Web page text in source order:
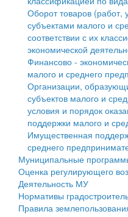
Фотоальбом
Проекты
Антимонопольный
Противодействие
среднего
Муниципальные
Контрольно-счетная
Персональные данные
Оценка регулирующего
Деятельность МУ
Нормативы
Правила
Генеральные планы
Оборот товаров (работ,
субъектами малого и
соответствии с их
экономической
Финансово -
малого и среднего
Организации,
субъектов малого и
условия и порядок
поддержки малого и
Имущественная
среднего
Муниципальные
Оценка регулирующего
Деятельность МУ
Нормативы
Правила